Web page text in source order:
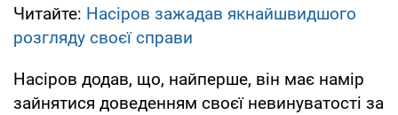
Читайте: Насіров зажадав якнайшвидшого
розгляду своєї справи
Насіров додав, що, найперше, він має намір
зайнятися доведенням своєї невинуватості за